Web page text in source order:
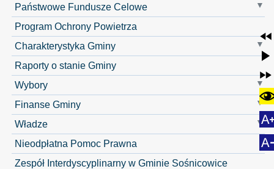
Państwowe Fundusze Celowe
Program Ochrony Powietrza
Charakterystyka Gminy
Raporty o stanie Gminy
Wybory
Finanse Gminy
Władze
Nieodpłatna Pomoc Prawna
Zespół Interdyscyplinarny w Gminie Sośnicowice